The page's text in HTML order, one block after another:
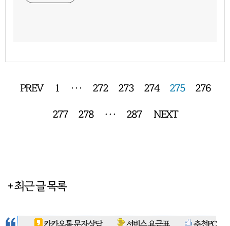
PREV 1 ··· 272 273 274 275 276
277 278 ··· 287 NEXT
+ 최근 글 목록
카카오톡 문자상담 서비스 요금표 추천PC